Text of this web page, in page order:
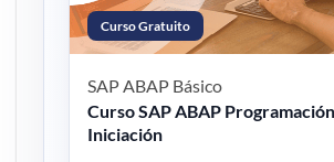
Curso Gratuito
SAP ABAP Básico
Curso SAP ABAP Programación
Iniciación